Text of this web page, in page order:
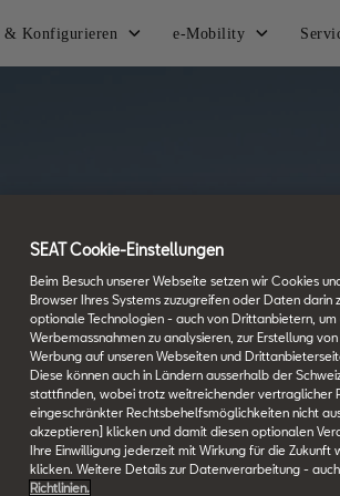
& Konfigurieren e-Mobility
zu
SEAT Cookie-Einstellungen
Beim Besuch unserer Webseite setzen wir Cookies
Browser Ihres Systems zuzugreifen oder Daten
optionale Technologien - auch von Drittanbietern,
Werbemassnahmen zu analysieren, zur Erstellung
Werbung auf unseren Webseiten und
Diese können auch in Ländern ausserhalb der
stattfinden, wobei trotz weitreichender vertraglicher
eingeschränkter Rechtsbehelfsmöglichkeiten nicht
akzeptieren] klicken und damit diesen optionalen
Ihre Einwilligung jederzeit mit Wirkung für die
klicken. Weitere Details zur Datenverarbeitung -
Richtlinien.